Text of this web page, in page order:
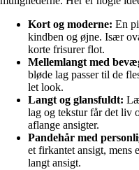
Kort og moderne: En
kindben og øjne. Især
korte frisurer flot.
Mellemlangt med
bløde lag passer til de
let look.
Langt og glansfuldt:
lag og tekstur får det liv
aflange ansigter.
Pandehår med
et firkantet ansigt, mens
langt ansigt.